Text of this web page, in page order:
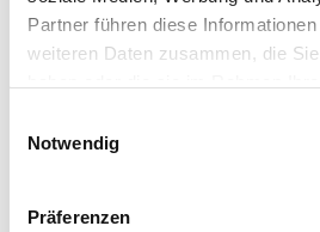
Partner führen diese
weiteren Daten zusammen, die
Notwendig
Präferenzen
gestartet. Sei
dabei!
Et quidem rerum hic
in liberos atque insitam